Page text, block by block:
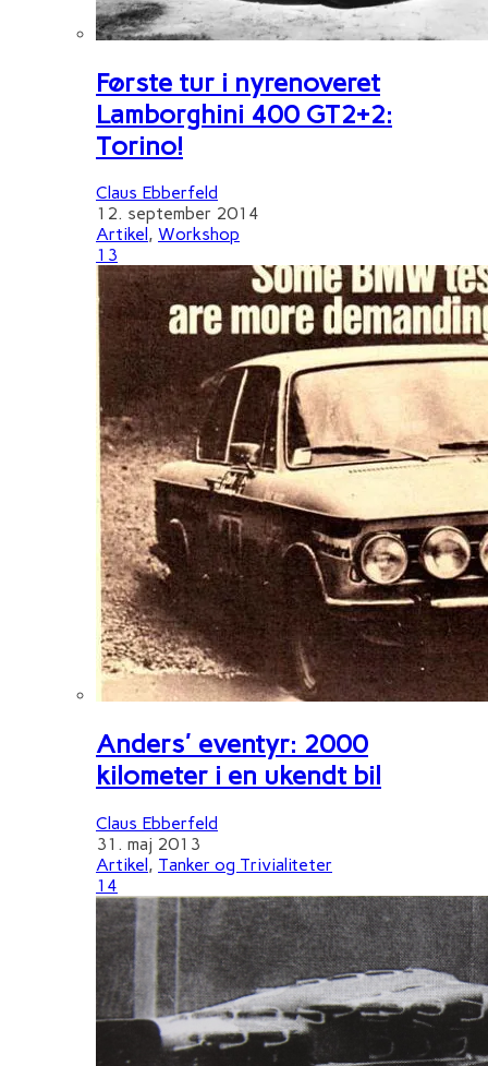
Første tur i nyrenoveret
Lamborghini 400 GT2+2:
Torino!
Claus Ebberfeld
12. september 2014
Artikel , Workshop
13
Anders' eventyr: 2000
kilometer i en ukendt bil
Claus Ebberfeld
31. maj 2013
Artikel , Tanker og Trivialiteter
14